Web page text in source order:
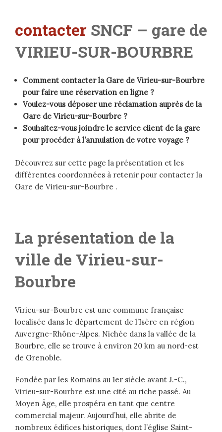
contacter SNCF – gare de
VIRIEU-SUR-BOURBRE
Comment contacter la Gare de Virieu-sur-Bourbre
pour faire une réservation en ligne ?
Voulez-vous déposer une réclamation auprès de la
Gare de Virieu-sur-Bourbre ?
Souhaitez-vous joindre le service client de la gare
pour procéder à l’annulation de votre voyage ?
Découvrez sur cette page la présentation et les
différentes coordonnées à retenir pour contacter la
Gare de Virieu-sur-Bourbre .
La présentation de la
ville de Virieu-sur-
Bourbre
Virieu-sur-Bourbre est une commune française
localisée dans le département de l’Isère en région
Auvergne-Rhône-Alpes. Nichée dans la vallée de la
Bourbre, elle se trouve à environ 20 km au nord-est
de Grenoble.
Fondée par les Romains au 1er siècle avant J.-C.,
Virieu-sur-Bourbre est une cité au riche passé. Au
Moyen Âge, elle prospéra en tant que centre
commercial majeur. Aujourd’hui, elle abrite de
nombreux édifices historiques, dont l’église Saint-